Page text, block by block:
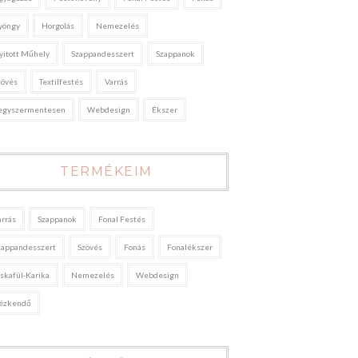
Horgolás Nemezelés
Műhely Szappandesszert Szappanok
Textilfestés Varrás
Webdesign Ékszer
TERMÉKEIM
Szappanok Fonal Festés
Szövés Fonás Fonalékszer
Karika Nemezelés Webdesign